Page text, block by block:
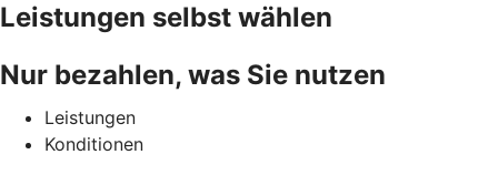
Leistungen selbst wählen
Nur bezahlen, was Sie nutzen
Leistungen
Konditionen